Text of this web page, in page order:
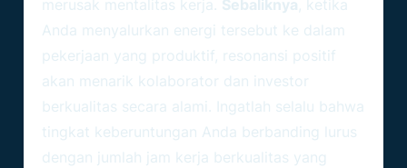
merusak mentalitas kerja. Sebaliknya, ketika
Anda menyalurkan energi tersebut ke dalam
pekerjaan yang produktif, resonansi positif
akan menarik kolaborator dan investor
berkualitas secara alami. Ingatlah selalu bahwa
tingkat keberuntungan Anda berbanding lurus
dengan jumlah jam kerja berkualitas yang